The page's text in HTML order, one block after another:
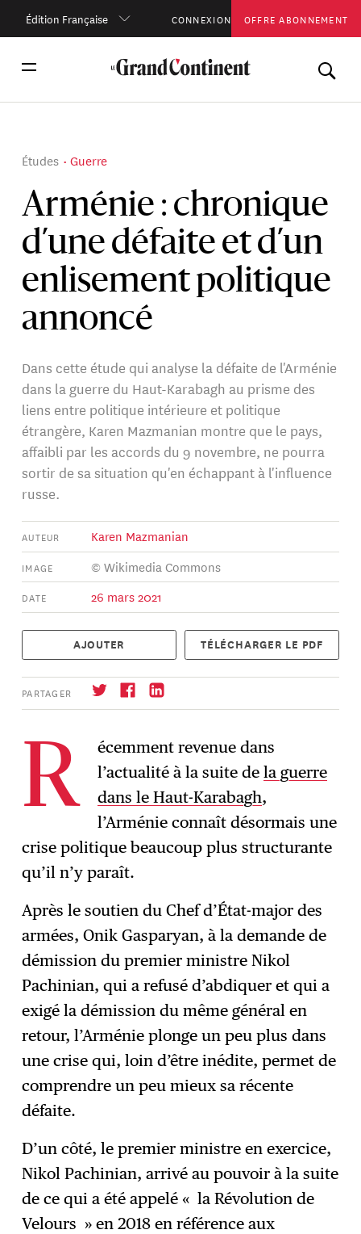
Édition Française CONNEXION OFFRE ABONNEMENT
Arménie : chronique
d’une défaite et d’un
enlisement politique
annoncé
Études Guerre
Dans cette étude qui analyse la défaite de l'Arménie
dans la guerre du Haut-Karabagh au prisme des
liens entre politique intérieure et politique
étrangère, Karen Mazmanian montre que le pays,
affaibli par les accords du 9 novembre, ne pourra
sortir de sa situation qu'en échappant à l'influence
russe.
AUTEUR Karen Mazmanian
IMAGE © Wikimedia Commons
DATE 26 mars 2021
AJOUTER TÉLÉCHARGER LE PDF
PARTAGER
S'abonner
R
écemment revenue dans
l’actualité à la suite dela guerre
dans le Haut-Karabagh,
l’Arménie connaît désormais une
crise politique beaucoup plus structurante
qu’il n’y paraît.
Après le soutien du Chef d’État-major des
armées, Onik Gasparyan, à la demande de
démission du premier ministre Nikol
Pachinian, qui a refusé d’abdiquer et qui a
exigé la démission du même général en
retour, l’Arménie plonge un peu plus dans
une crise qui, loin d’être inédite, permet de
comprendre un peu mieux sa récente
défaite.
D’un côté, le premier ministre en exercice,
Nikol Pachinian, arrivé au pouvoir à la suite
de ce qui a été appelé « la Révolution de
Velours » en 2018 en référence aux